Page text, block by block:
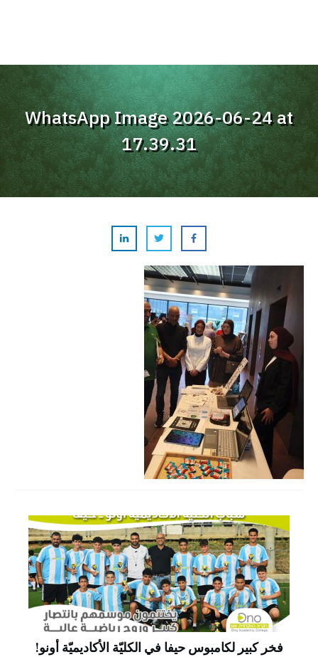
WhatsApp Image 2026-06-24 at
17.39.31
فخر كبير لكامبوس حيفا في الكليّة الأكاديميّة أونو!